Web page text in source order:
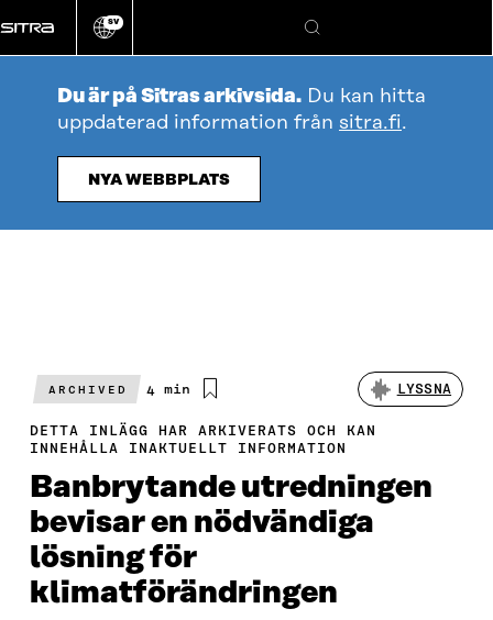
direkt
till
Ändra
språk
SV
Sök
Du är på Sitras arkivsida. Du kan hitta
uppdaterad information från sitra.fi.
NYA WEBBPLATS
ARCHIVED
Beräknad
4 min LYSSNA
DETTA INLÄGG HAR ARKIVERATS OCH KAN
INNEHÅLLA INAKTUELLT INFORMATION
Banbrytande utredningen
bevisar en nödvändiga
lösning för
klimatförändringen